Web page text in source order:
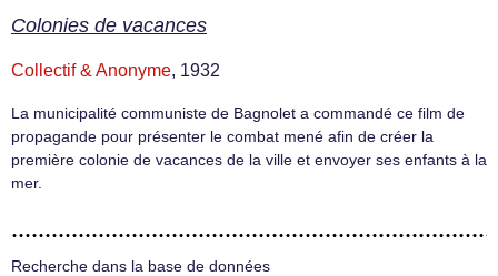
Colonies de vacances
Collectif & Anonyme, 1932
La municipalité communiste de Bagnolet a commandé ce film de
propagande pour présenter le combat mené afin de créer la
première colonie de vacances de la ville et envoyer ses enfants à la
mer.
Recherche dans la base de données